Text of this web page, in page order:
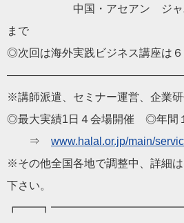
中国・アセアン ジャパン
まで
◎次回は海外実践ビジネス講座は６
——————————
※講師派遣、セミナー運営、企業研
◎最大実績1日４会場開催 ◎年間
⇒ www.halal .or.jp/main/
※その他全国各地で調整中、詳細
下さい。